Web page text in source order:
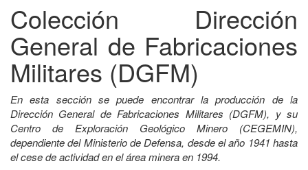
Colección Dirección
General de Fabricaciones
Militares (DGFM)
En esta sección se puede encontrar la producción de la
Dirección General de Fabricaciones Militares (DGFM), y su
Centro de Exploración Geológico Minero (CEGEMIN),
dependiente del Ministerio de Defensa, desde el año 1941 hasta
el cese de actividad en el área minera en 1994.